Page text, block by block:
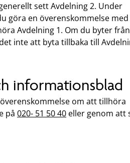
sett Avdelning 2. Under
göra en överenskommelse
Avdelning 1. Om du byter från
inte att byta tillbaka till
informationsblad
om att tillhöra
på 020- 51 50 40 eller genom att